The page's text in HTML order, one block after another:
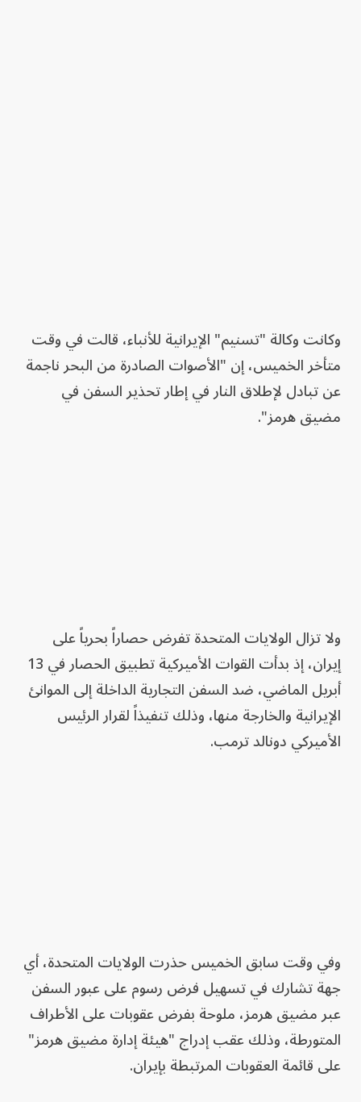
وكانت وكالة "تسنيم" الإيرانية للأنباء، قالت في وقت
متأخر الخميس، إن "الأصوات الصادرة من البحر ناجمة
عن تبادل لإطلاق النار في إطار تحذير السفن في
مضيق هرمز".
ولا تزال الولايات المتحدة تفرض حصاراً بحرياً على
إيران، إذ بدأت القوات الأميركية تطبيق الحصار في 13
أبريل الماضي، ضد السفن التجارية الداخلة إلى الموانئ
الإيرانية والخارجة منها، وذلك تنفيذاً لقرار الرئيس
الأميركي دونالد ترمب.
وفي وقت سابق الخميس حذرت الولايات المتحدة، أي
جهة تشارك في تسهيل فرض رسوم على عبور السفن
عبر مضيق هرمز، ملوحة بفرض عقوبات على الأطراف
المتورطة، وذلك عقب إدراج "هيئة إدارة مضيق هرمز"
على قائمة العقوبات المرتبطة بإيران.